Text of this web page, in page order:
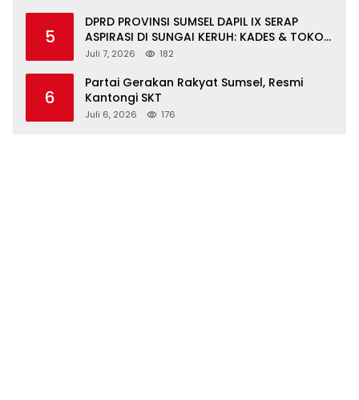
5
DPRD PROVINSI SUMSEL DAPIL IX SERAP
ASPIRASI DI SUNGAI KERUH: KADES & TOKOH
DESAK INFRASTRUKTUR, PENDIDIKAN,
Juli 7, 2026 182
6
Partai Gerakan Rakyat Sumsel, Resmi
Kantongi SKT
Juli 6, 2026 176